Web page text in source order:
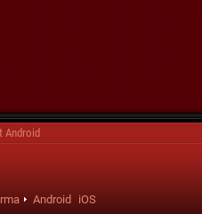
Android
Android iOS